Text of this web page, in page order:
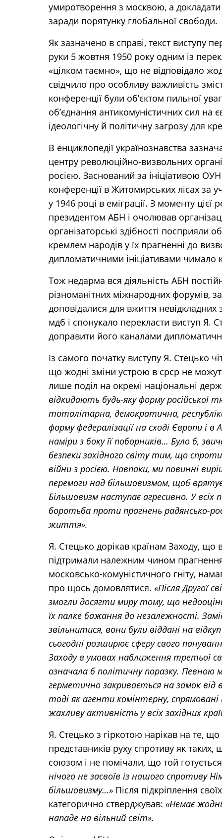
умиротворення з москвою, а докладати
заради порятунку глобальної свободи.
Як зазначено в справі, текст виступу
руки 5 жовтня 1950 року одним із
«цілком таємно», що не відповідало
свідчило про особливу важливість
конференції були об’єктом пильної
об’єднання антикомуністичних сил на
ідеологічну й політичну загрозу для
В енциклопедії українознавства
центру революційно-визвольних
росією. Заснований за ініціативою
конференції в Житомирських лісах за
у 1946 році в еміграції. З моменту цієї
президентом АБН і очолював
організаторські здібності посприяли
кремлем народів у їх прагненні до
дипломатичними ініціативами чимало
Тож недарма вся діяльність АБН
різноманітних міжнародних форумів,
доповідалися для вжиття
мдб і спонукало перекласти виступ Я.
доправити його каналами
Із самого початку виступу Я. Стецько
що жодні зміни устрою в срср не
лише поділ на окремі національні
відкидають будь-яку форму російської
тоталітарна, демократична,
форму федералізації на сході Європи і в
наміри з боку її поборників… Було б,
безпеки західного світу тим, що
війни з росією. Навпаки, ми повинні
перемоги над більшовизмом, щоб
Більшовизм наступає агресивно. У всіх
боротьба проти прагнень радянсько-
життя».
Я. Стецько дорікав країнам Заходу, що
підтримали належним чином
московсько-комуністичного гніту,
про щось домовлятися. «Після Другої
змогли досягти миру тому, що
їх палке бажання до незалежності.
звільнитися, вони були віддані на
сьогодні розширює сферу свого
Заходу в умовах наближення третьої
означала б політичну поразку. Певною
герметично закривається на замок
тоді як агенти комінтерну,
жахливу активність у всіх західних
Я. Стецько з гіркотою нарікав на те,
представників руху спротиву як
союзом і не помічали, що той
нічого не засвоїв із нашого спротиву
більшовизму…»Після підкріплення
категорично стверджував: «Немає
нападе на вільний світ».